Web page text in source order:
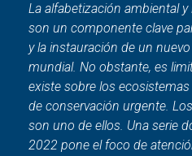
La alfabetización ambiental
son un componente clave
y la instauración de un
mundial. No obstante, es
existe sobre los
de conservación urgente.
son uno de ellos. Una serie
2022 pone el foco de